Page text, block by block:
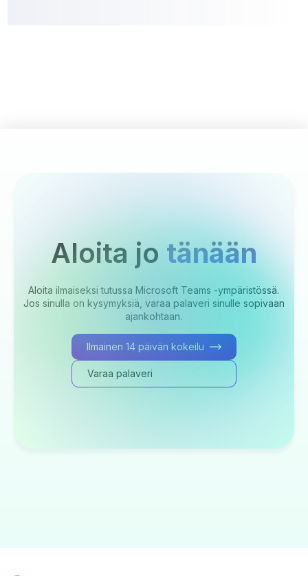
Aloita jo tänään
Aloita ilmaiseksi tutussa Microsoft Teams -ympäristössä.
Jos sinulla on kysymyksiä, varaa palaveri sinulle sopivaan
ajankohtaan.
Ilmainen 14 päivän kokeilu
Varaa palaveri